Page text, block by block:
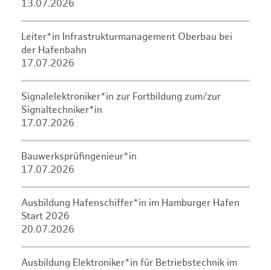
13.07.2026
Leiter*in Infrastrukturmanagement Oberbau bei
der Hafenbahn
17.07.2026
Signalelektroniker*in zur Fortbildung zum/zur
Signaltechniker*in
17.07.2026
Bauwerksprüfingenieur*in
17.07.2026
Ausbildung Hafenschiffer*in im Hamburger Hafen
Start 2026
20.07.2026
Ausbildung Elektroniker*in für Betriebstechnik im